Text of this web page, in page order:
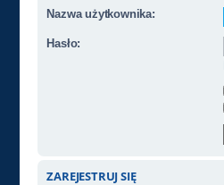
Nazwa użytkownika:
Hasło:
ZAREJESTRUJ SIĘ